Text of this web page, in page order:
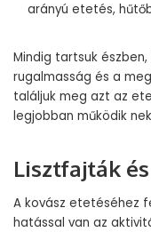
arányú etetés,
Mindig tartsuk
rugalmasság és a
találjuk meg azt az
legjobban működik
Lisztfajták
A kovász etetéséhez
hatással van az